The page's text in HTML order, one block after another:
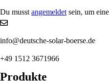
Du musst angemeldet sein, um
info@deutsche-solar-boerse.de
+49 1512 3671966
Produkte